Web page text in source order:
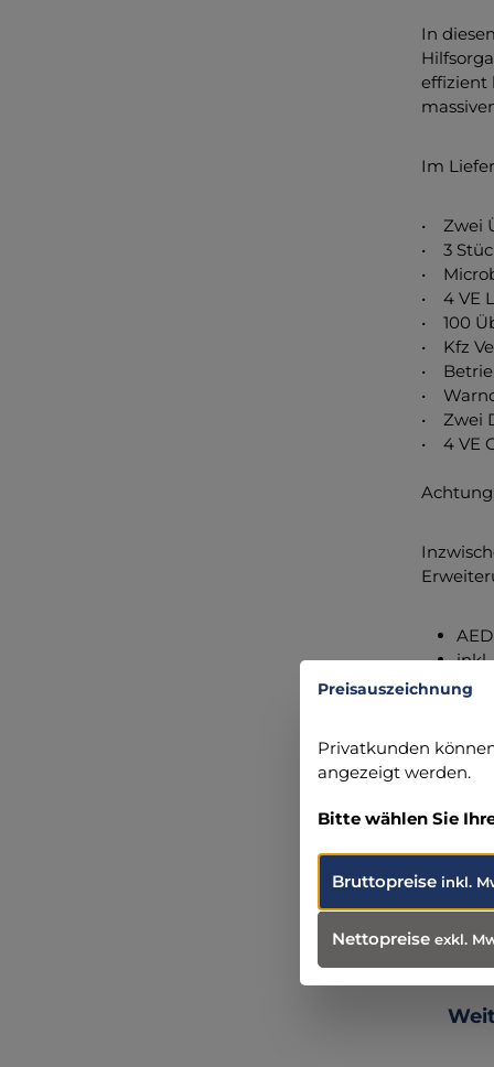
In
effizient
Im
• Zwei
• 3
•
• 4 VE
• 100
• Kfz
•
•
• Zwei
• 4 VE
MBS
91220
Preisauszeichnung
Privatkunden
angezeigt werden.
Bitte wählen Sie
Bruttopreise inkl.
Nettopreise exkl.